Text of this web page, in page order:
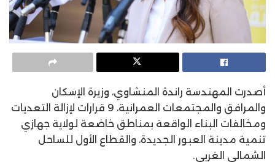
أصدرت المهندسة راندة المنشاوي، وزيرة الإسكان
والمرافق والمجتمعات العمرانية، 9 قرارات لإزالة التعديات
ومخالفات البناء الواقعة بمناطق خاضعة لولاية جهازي
تنمية مدينة العبور الجديدة، والقطاع الأول للساحل
الشمالي الغربي.